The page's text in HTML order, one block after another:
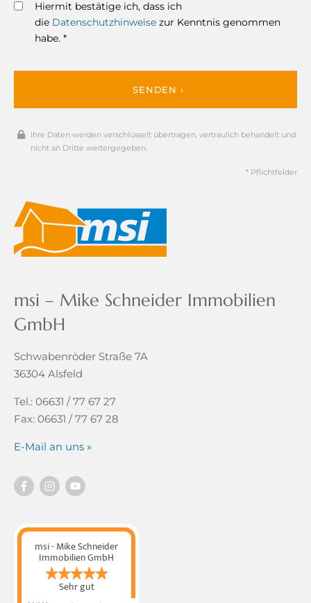
Hiermit bestätige ich, dass ich
die Datenschutzhinweise zur Kenntnis genommen
habe. *
SENDEN ›
Ihre Daten werden verschlüsselt übertragen, vertraulich behandelt und
nicht an Dritte weitergegeben.
* Pflichtfelder
msi – Mike Schneider Immobilien
GmbH
Schwabenröder Straße 7A
36304 Alsfeld
Tel.: 06631 / 77 67 27
Fax: 06631 / 77 67 28
E-Mail an uns »
msi - Mike Schneider
Immobilien GmbH
Sehr gut